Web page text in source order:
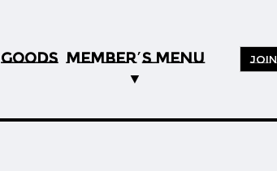
GOODS MEMBER’S MENU JOIN